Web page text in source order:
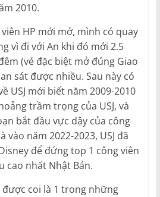
2010.
HP mới mở, mình có quay
vì đi với An khi đó mới 2.5
(vé đặc biệt mở đúng Giao
sát được nhiều. Sau này có
USJ mới biết năm 2009-2010
trầm trọng của USJ, và
bắt đầu vực dậy của công
vào năm 2022-2023, USJ đã
để đứng top 1 công viên
cao nhất Nhật Bản.
được coi là 1 trong những